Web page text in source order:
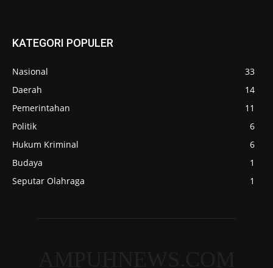
KATEGORI POPULER
Nasional
33
Daerah
14
Pemerintahan
11
Politik
6
Hukum Kriminal
6
Budaya
1
Seputar Olahraga
1